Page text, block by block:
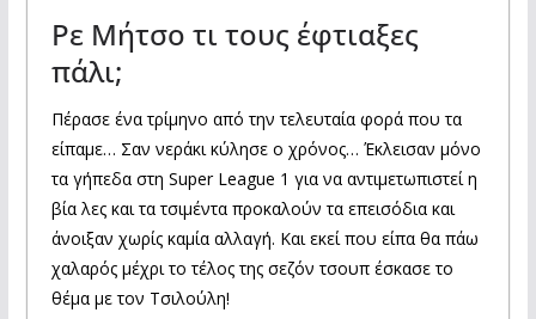
Ρε Μήτσο τι τους έφτιαξες
πάλι;
Πέρασε ένα τρίμηνο από την τελευταία φορά που τα
είπαμε… Σαν νεράκι κύλησε ο χρόνος… Έκλεισαν μόνο
τα γήπεδα στη Super League 1 για να αντιμετωπιστεί η
βία λες και τα τσιμέντα προκαλούν τα επεισόδια και
άνοιξαν χωρίς καμία αλλαγή. Και εκεί που είπα θα πάω
χαλαρός μέχρι το τέλος της σεζόν τσουπ έσκασε το
θέμα με τον Τσιλούλη!